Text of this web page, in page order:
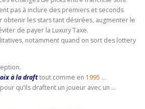
pas à inclure des premiers et seconds
obtenir les stars tant désirées, augmenter le
de payer la Luxury Taxe.
notamment quand on sort des lottery
à la drafttout comme en 1995 …
pour qu’ils draftent un joueur avec un …